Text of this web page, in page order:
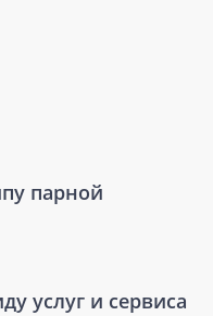
парной
услуг и сервиса